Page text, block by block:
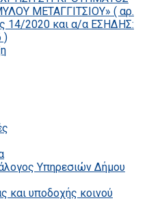
ΜΕΤΑΓΓΙΤΣΙΟΥ» ( αρ.
14/2020 και α/α ΕΣΗΔΗΣ:
)
Υπηρεσιών Δήμου
και υποδοχής κοινού